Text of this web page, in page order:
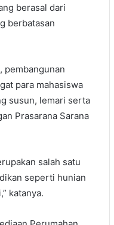
berasal dari
berbatasan
pembangunan
para mahasiswa
susun, lemari serta
Prasarana Sarana
salah satu
seperti hunian
katanya.